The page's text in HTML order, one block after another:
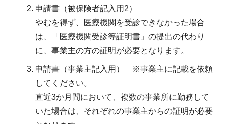
申請書（被保険者記入用2）
やむを得ず、医療機関を受診できなかった場合
は、「医療機関受診等証明書」の提出の代わり
に、事業主の方の証明が必要となります。
申請書（事業主記入用） ※事業主に記載を依頼
してください。
直近3か月間において、複数の事業所に勤務して
いた場合は、それぞれの事業主からの証明が必要